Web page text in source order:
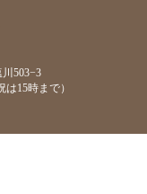
503−3
15時まで）